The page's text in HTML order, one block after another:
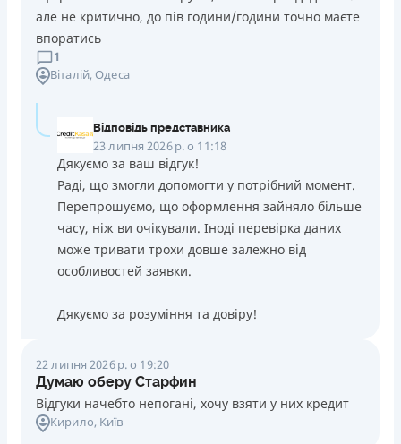
але не критично, до пів години/години точно маєте
впоратись
1
Віталій, Одеса
Відповідь представника
23 липня 2026 р. о 11:18
Дякуємо за ваш відгук!
Раді, що змогли допомогти у потрібний момент.
Перепрошуємо, що оформлення зайняло більше
часу, ніж ви очікували. Іноді перевірка даних
може тривати трохи довше залежно від
особливостей заявки.
Дякуємо за розуміння та довіру!
22 липня 2026 р. о 19:20
Думаю оберу Старфин
Відгуки начебто непогані, хочу взяти у них кредит
Кирило, Київ